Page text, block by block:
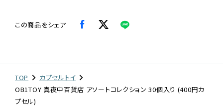
この商品をシェア
TOP
カプセルトイ
OB1TOY 真夜中百貨店 アソートコレクション 30個入り (400円カ
プセル)